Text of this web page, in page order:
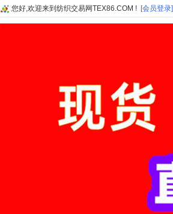
您好,欢迎来到纺织交易网TEX86.COM ! [会员登录]